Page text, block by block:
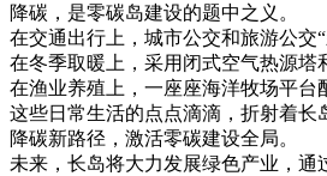
降碳，是零碳岛建设的题中之义。
在交通出行上，城市公交和旅游公交
在冬季取暖上，采用闭式空气热源塔
在渔业养殖上，一座座海洋牧场平
这些日常生活的点点滴滴，折射着
降碳新路径，激活零碳建设全局。
未来，长岛将大力发展绿色产业，